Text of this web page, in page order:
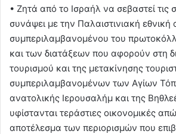
• Ζητά από το Ισραήλ να σεβαστεί τις
συνάψει με την Παλαιστινιακή εθνική
συμπεριλαμβανομένου του
και των διατάξεων που αφορούν στη
τουρισμού και της μετακίνησης
συμπεριλαμβανομένων των Αγίων
ανατολικής Ιερουσαλήμ και της
υφίστανται τεράστιες οικονομικές
αποτέλεσμα των περιορισμών που